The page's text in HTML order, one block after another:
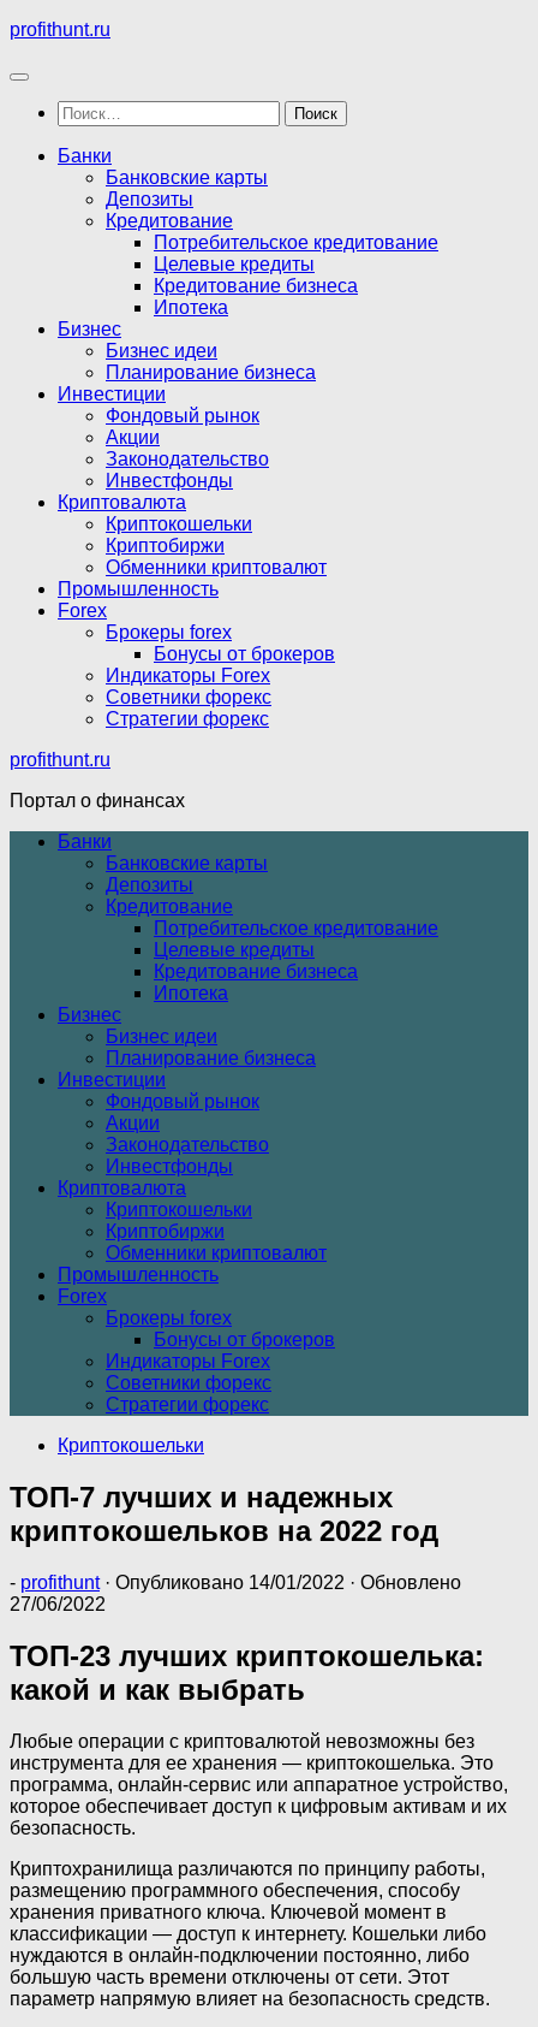
Перейти
содержимому
profithunt.ru
Найти:
Банки
Банковские карты
Депозиты
Кредитование
Потребительское кредитование
Целевые кредиты
Кредитование бизнеса
Ипотека
Бизнес
Бизнес идеи
Планирование бизнеса
Инвестиции
Фондовый рынок
Акции
Законодательство
Инвестфонды
Криптовалюта
Криптокошельки
Криптобиржи
Обменники криптовалют
Промышленность
Forex
Брокеры forex
Бонусы от брокеров
Индикаторы Forex
Советники форекс
Стратегии форекс
profithunt.ru
Портал о финансах
Банки
Банковские карты
Депозиты
Кредитование
Потребительское кредитование
Целевые кредиты
Кредитование бизнеса
Ипотека
Бизнес
Бизнес идеи
Планирование бизнеса
Инвестиции
Фондовый рынок
Акции
Законодательство
Инвестфонды
Криптовалюта
Криптокошельки
Криптобиржи
Обменники криптовалют
Промышленность
Forex
Брокеры forex
Бонусы от брокеров
Индикаторы Forex
Советники форекс
Стратегии форекс
Криптокошельки
ТОП-7 лучших и надежных
криптокошельков на 2022 год
- profithunt · Опубликовано 14/01/2022 · Обновлено
27/06/2022
ТОП-23 лучших криптокошелька:
какой и как выбрать
Любые операции с криптовалютой невозможны без
инструмента для ее хранения — криптокошелька. Это
программа, онлайн-сервис или аппаратное устройство,
которое обеспечивает доступ к цифровым активам и их
безопасность.
Криптохранилища различаются по принципу работы,
размещению программного обеспечения, способу
хранения приватного ключа. Ключевой момент в
классификации — доступ к интернету. Кошельки либо
нуждаются в онлайн-подключении постоянно, либо
большую часть времени отключены от сети. Этот
параметр напрямую влияет на безопасность средств.